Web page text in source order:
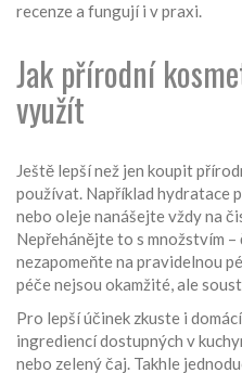
recenze a fungují i v praxi.
Jak přírodní
využít
Ještě lepší než jen koupit
používat. Například hydratace
nebo oleje nanášejte vždy na
Nepřehánějte to s množstvím
nezapomeňte na pravidelnou
péče nejsou okamžité, ale
Pro lepší účinek zkuste i
ingrediencí dostupných v
nebo zelený čaj. Takhle